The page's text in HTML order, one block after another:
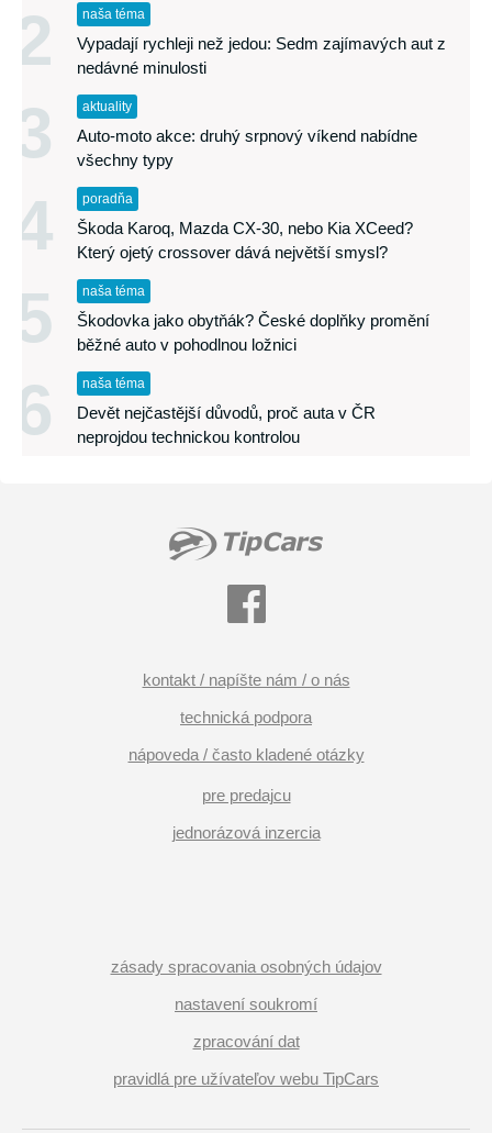
2 naša téma
Vypadají rychleji než jedou: Sedm zajímavých aut z
nedávné minulosti
3 aktuality
Auto-moto akce: druhý srpnový víkend nabídne
všechny typy
4 poradňa
Škoda Karoq, Mazda CX-30, nebo Kia XCeed?
Který ojetý crossover dává největší smysl?
5 naša téma
Škodovka jako obytňák? České doplňky promění
běžné auto v pohodlnou ložnici
6 naša téma
Devět nejčastější důvodů, proč auta v ČR
neprojdou technickou kontrolou
kontakt / napíšte nám / o nás
technická podpora
nápoveda / často kladené otázky
pre predajcu
jednorázová inzercia
zásady spracovania osobných údajov
nastavení soukromí
zpracování dat
pravidlá pre užívateľov webu TipCars